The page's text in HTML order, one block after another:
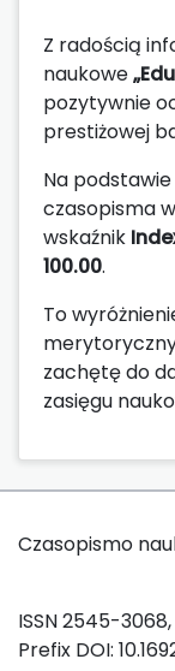
Z radością
naukowe
pozytywnie
prestiżowej
Na
czasopisma
wskaźnik
100.00.
To
zachętę do
zasięgu
Czasopismo
ISSN 2545-
Prefix DOI: